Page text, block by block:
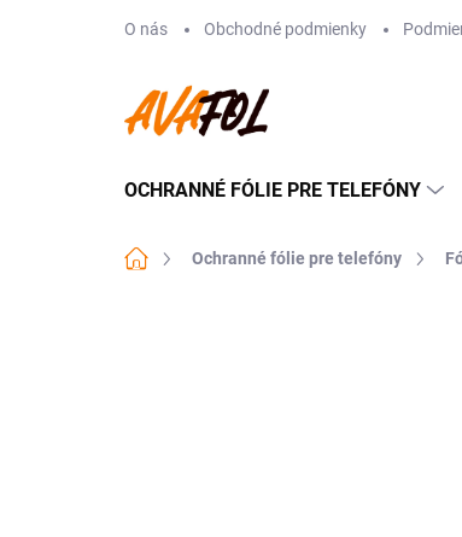
O nás Obchodné podmienky
OCHRANNÉ FÓLIE PRE TELEFÓNY
DomovOchranné fólie pre telefóny